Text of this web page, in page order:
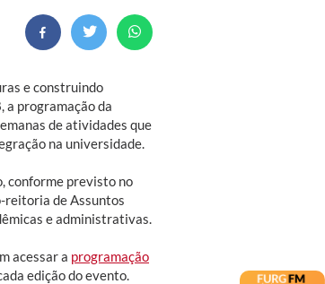
e construindo
a programação da
de atividades que
na universidade.
conforme previsto no
reitoria de Assuntos
e administrativas.
acessar a programação
edição do evento.